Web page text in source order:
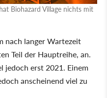
Biohazard Village nichts mit
nach langer Wartezeit
Teil der Hauptreihe, an.
jedoch erst 2021. Einem
anscheinend viel zu